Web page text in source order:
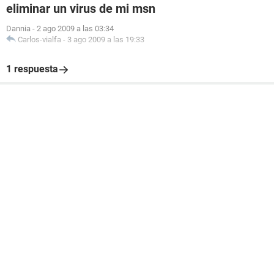
eliminar un virus de mi msn
Dannia - 2 ago 2009 a las 03:34
Carlos-vialfa - 3 ago 2009 a las 19:33
1 respuesta